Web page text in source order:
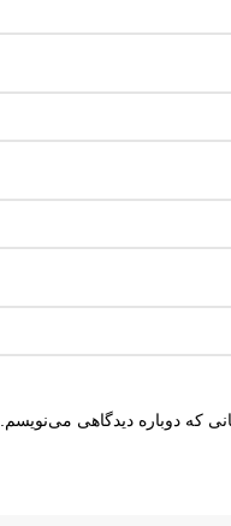
که دوباره دیدگاهی می‌نویسم.